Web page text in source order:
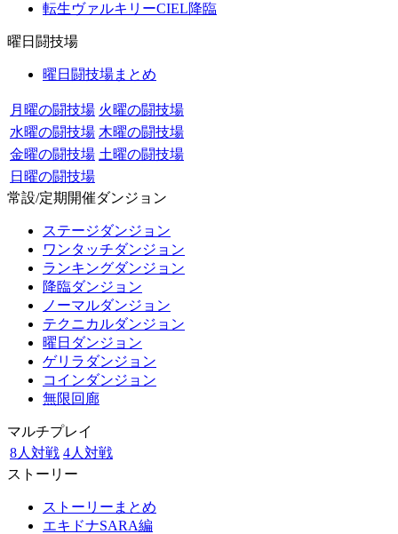
転生ヴァルキリーCIEL降臨
曜日闘技場
曜日闘技場まとめ
月曜の闘技場 火曜の闘技場
水曜の闘技場 木曜の闘技場
金曜の闘技場 土曜の闘技場
日曜の闘技場
常設/定期開催ダンジョン
ステージダンジョン
ワンタッチダンジョン
ランキングダンジョン
降臨ダンジョン
ノーマルダンジョン
テクニカルダンジョン
曜日ダンジョン
ゲリラダンジョン
コインダンジョン
無限回廊
マルチプレイ
8人対戦 4人対戦
ストーリー
ストーリーまとめ
エキドナSARA編